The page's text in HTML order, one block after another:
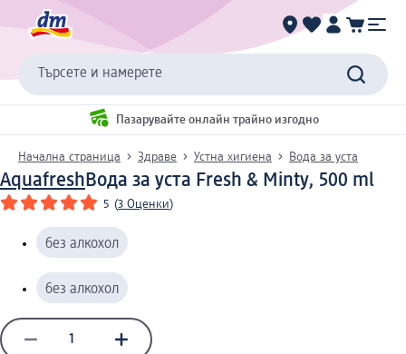
Търсете и намерете
Пазарувайте онлайн трайно изгодно
Начална страница Здраве Устна хигиена Вода за уста
AquafreshВода за уста Fresh & Minty, 500 ml
5 (3 Оценки)
без алкохол
без алкохол